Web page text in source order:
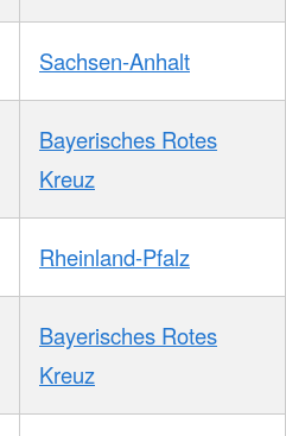
Sachsen-Anhalt
Bayerisches Rotes
Kreuz
Rheinland-Pfalz
Bayerisches Rotes
Kreuz